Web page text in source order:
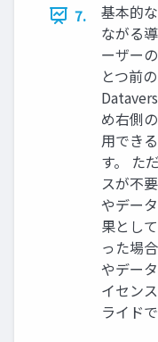
7.
基本的
ながる
ーザー
とつ前
め右側
用でき
す。 た
スが不
やデー
果とし
った場
やデー
イセン
ライド